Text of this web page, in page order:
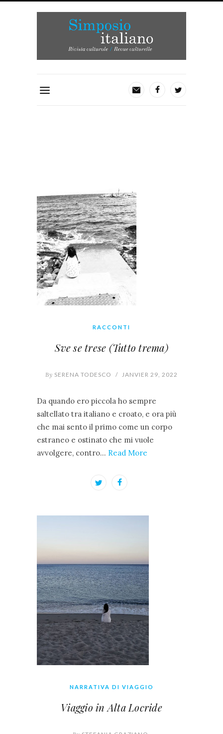
RACCONTI
Sve se trese (Tutto trema)
By SERENA TODESCO / JANVIER 29, 2022
Da quando ero piccola ho sempre
saltellato tra italiano e croato, e ora più
che mai sento il primo come un corpo
estraneo e ostinato che mi vuole
avvolgere, contro… Read More
NARRATIVA DI VIAGGIO
Viaggio in Alta Locride